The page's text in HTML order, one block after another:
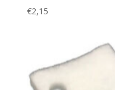
€2,15